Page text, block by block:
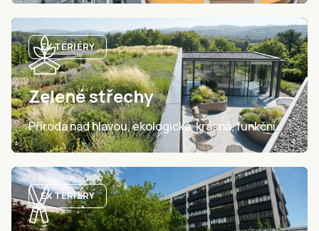
EXTERIÉRY
Zelené střechy
Příroda nad hlavou, ekologická, krásná, funkční.
EXTERIÉRY